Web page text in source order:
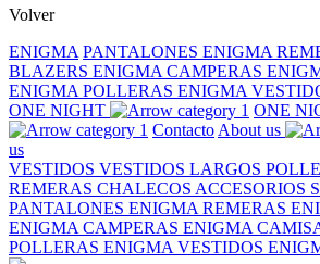
Volver
ENIGMA PANTALONES ENIGMA
BLAZERS ENIGMA CAMPERAS
ENIGMA POLLERAS ENIGMA
ONE NIGHT
ONE
Contacto About us
us
VESTIDOS VESTIDOS LARGOS
REMERAS CHALECOS ACCESORIOS
PANTALONES ENIGMA REMERAS
ENIGMA CAMPERAS ENIGMA
POLLERAS ENIGMA VESTIDOS